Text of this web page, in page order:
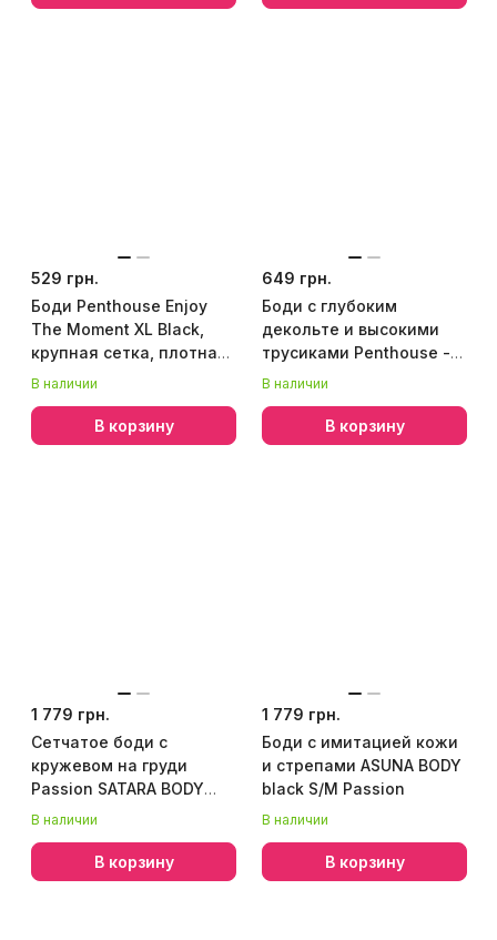
529 грн.
Боди Penthouse Enjoy
The Moment XL Black,
крупная сетка, плотная
вставка под грудью
В наличии
В корзину
649 грн.
Боди с глубоким
декольте и высокими
трусиками Penthouse -
Toxic Powder White M/L
В наличии
В корзину
1 779 грн.
Сетчатое боди с
кружевом на груди
Passion SATARA BODY
L/XL black
В наличии
В корзину
1 779 грн.
Боди с имитацией кожи
и стрепами ASUNA BODY
black S/M Passion
В наличии
В корзину